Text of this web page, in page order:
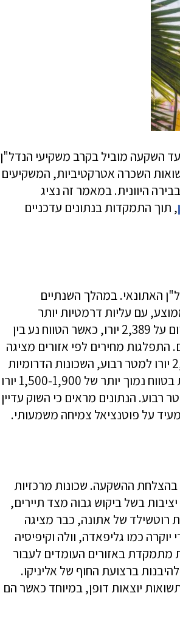
השקעה מוביל בקרב משקיעי הנדל"ן
השכרה אטרקטיביות, המשקיעים
היוונית. במאמר זה נציג
, תוך התמקדות בנתונים עדכניים
האתונאי. במהלך השנתיים
מחירי הדירות באתונה זינקו בשיעור של 14.05% בממוצע, עם עליות דרמטיות יותר
באזורים מסוימים. המחיר הממוצע למטר רבוע באתונה עומד כיום על 2,389 יורו, כאשר הטווח נע בין
יורו באזורים יוקרתיים. התפלגות מחירים לפי אזורים מציגה
תמונה מורכבת: השכונות הצפוניות נסחרות בטווח 2,700-2,900 יורו למטר רבוע, השכונות הדרומיות
במחירים של 3,200-3,600 יורו למטר רבוע, השכונות המערביות בטווח נמוך יותר של 1,500-1,900 יורו
המזרחיות נעות בין 1,800-2,300 יורו למטר רבוע. הנתונים מראים כי השוק עדיין
בהצלחת ההשקעה. שכונות מרכזיות
בשל ביקוש גבוה מצד תיירים,
רוטשילד של אתונה, כבר מציגה
יוקרה כמו גליפאדה, וולה וקיפיסיה
מתמקדת באזורים העומדים לעבור
ברצועת החוף של אליניקו.
יוצאות דופן, במיוחד כאשר הם